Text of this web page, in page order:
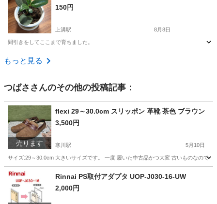
150円
上溝駅 8月8日
間引きをしてここまで育ちました。
神奈川 相模原市
もっと見る
つばさ さんのその他の投稿記事：
売ります
flexi 29～30.0cm スリッポン 革靴 茶色 ブラウン
3,500円
寒川駅 5月10日
サイズ:29～30.0cm 大きいサイズです。 一度 履いた中古品かつ大変 古いものなので
神奈川 靴 flexi
Rinnai PS取付アダプタ UOP-J030-16-UW
2,000円